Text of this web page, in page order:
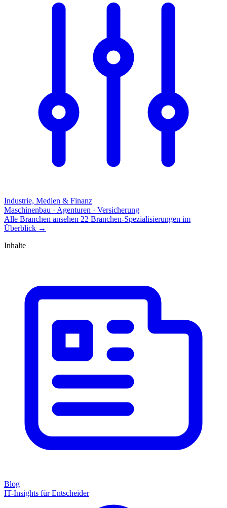
Industrie, Medien & Finanz
Maschinenbau · Agenturen · Versicherung
Alle Branchen ansehen 22 Branchen-Spezialisierungen im
Überblick →
Inhalte
Blog
IT-Insights für Entscheider